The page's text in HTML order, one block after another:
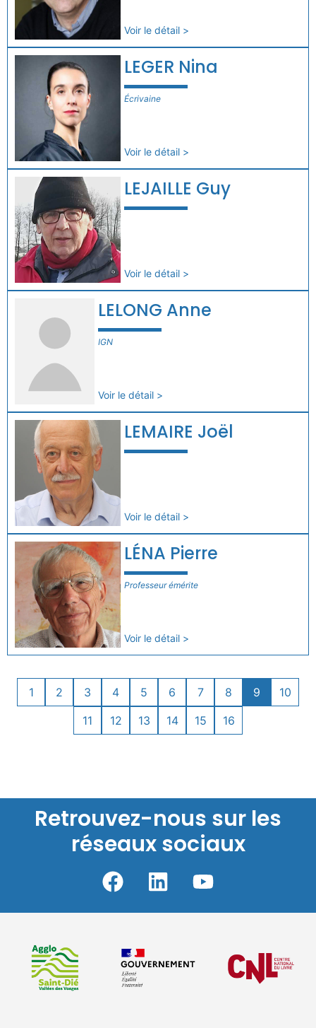
Voir le détail >
LEGER Nina
Écrivaine
Voir le détail >
LEJAILLE Guy
Voir le détail >
LELONG Anne
IGN
Voir le détail >
LEMAIRE Joël
Voir le détail >
LÉNA Pierre
Professeur émérite
Voir le détail >
1 2 3 4 5 6 7 8 9
10
11
12 13 14 15 16
Retrouvez-nous sur les
réseaux sociaux